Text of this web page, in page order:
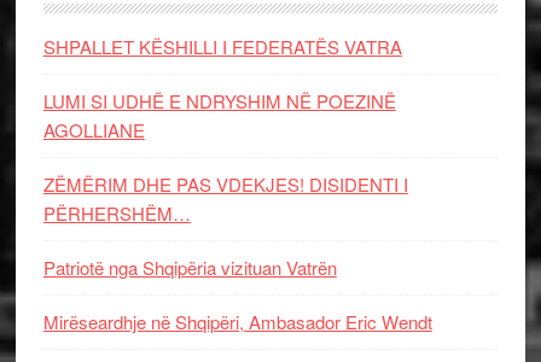
SHPALLET KËSHILLI I FEDERATËS VATRA
LUMI SI UDHË E NDRYSHIM NË POEZINË
AGOLLIANE
ZËMËRIM DHE PAS VDEKJES! DISIDENTI I
PËRHERSHËM…
Patriotë nga Shqipëria vizituan Vatrën
Mirëseardhje në Shqipëri, Ambasador Eric Wendt